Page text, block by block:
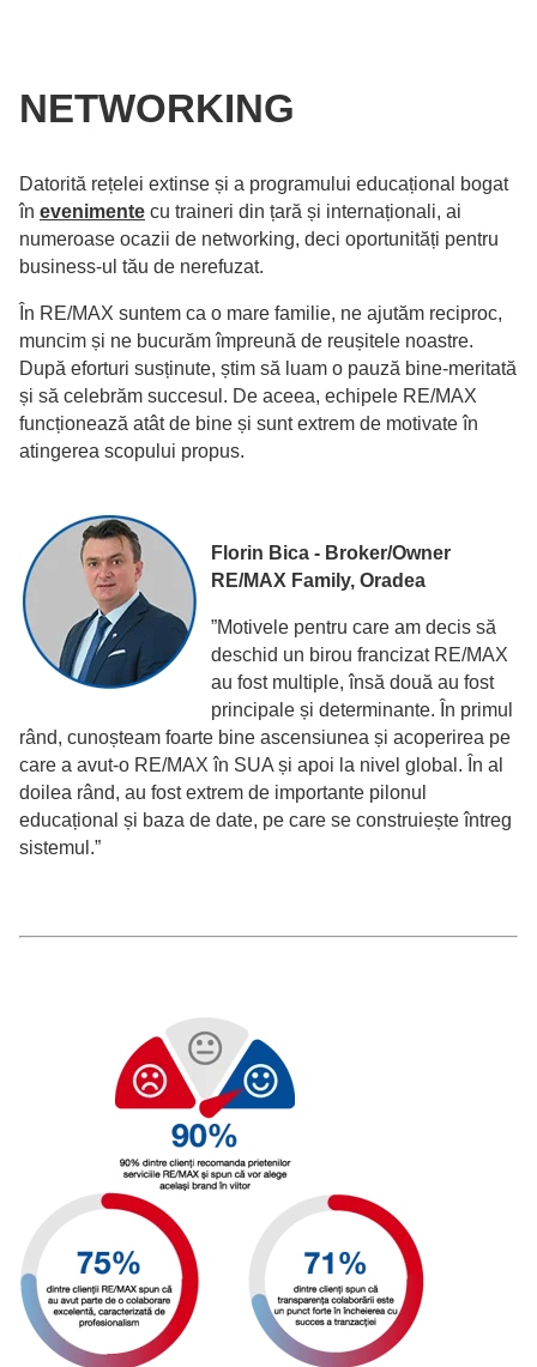
NETWORKING
Datorită rețelei extinse și a programului educațional bogat
în evenimente cu traineri din țară și internaționali, ai
numeroase ocazii de networking, deci oportunități pentru
business-ul tău de nerefuzat.
În RE/MAX suntem ca o mare familie, ne ajutăm reciproc,
muncim și ne bucurăm împreună de reușitele noastre.
După eforturi susținute, știm să luam o pauză bine-meritată
și să celebrăm succesul. De aceea, echipele RE/MAX
funcționează atât de bine și sunt extrem de motivate în
atingerea scopului propus.
Florin Bica - Broker/Owner
RE/MAX Family, Oradea
”Motivele pentru care am decis să
deschid un birou francizat RE/MAX
au fost multiple, însă două au fost
principale și determinante. În primul
rând, cunoșteam foarte bine ascensiunea și acoperirea pe
care a avut-o RE/MAX în SUA și apoi la nivel global. În al
doilea rând, au fost extrem de importante pilonul
educațional și baza de date, pe care se construiește întreg
sistemul.”